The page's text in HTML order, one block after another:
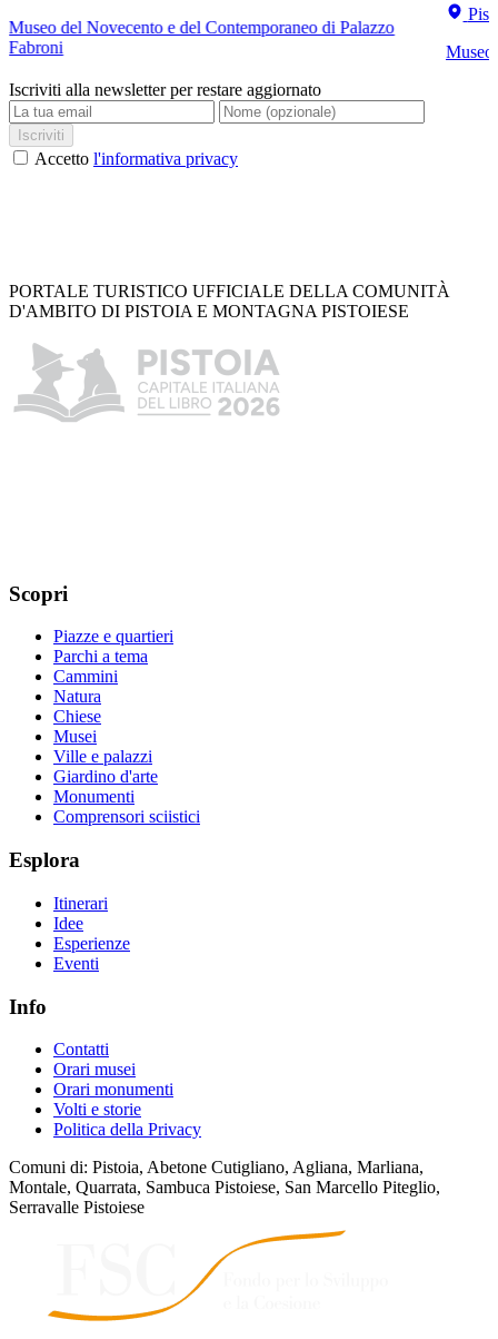
Museo del Novecento e del Contemporaneo di Palazzo
Fabroni
Museo
Iscriviti alla newsletter per restare aggiornato
Iscriviti
Accetto l'informativa privacy
PORTALE TURISTICO UFFICIALE DELLA COMUNITÀ
D'AMBITO DI PISTOIA E MONTAGNA PISTOIESE
Scopri
Piazze e quartieri
Parchi a tema
Cammini
Natura
Chiese
Musei
Ville e palazzi
Giardino d'arte
Monumenti
Comprensori sciistici
Esplora
Itinerari
Idee
Esperienze
Eventi
Info
Contatti
Orari musei
Orari monumenti
Volti e storie
Politica della Privacy
Comuni di: Pistoia, Abetone Cutigliano, Agliana, Marliana,
Montale, Quarrata, Sambuca Pistoiese, San Marcello Piteglio,
Serravalle Pistoiese